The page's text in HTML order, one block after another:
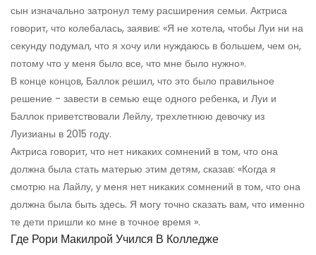
сын изначально затронул тему расширения семьи. Актриса
говорит, что колебалась, заявив: «Я не хотела, чтобы Луи ни на
секунду подумал, что я хочу или нуждаюсь в большем, чем он,
потому что у меня было все, что мне было нужно».
В конце концов, Баллок решил, что это было правильное
решение - завести в семью еще одного ребенка, и Луи и
Баллок приветствовали Лейлу, трехлетнюю девочку из
Луизианы в 2015 году.
Актриса говорит, что нет никаких сомнений в том, что она
должна была стать матерью этим детям, сказав: «Когда я
смотрю на Лайлу, у меня нет никаких сомнений в том, что она
должна была быть здесь. Я могу точно сказать вам, что именно
те дети пришли ко мне в точное время ».
Где Рори Макилрой Учился В Колледже